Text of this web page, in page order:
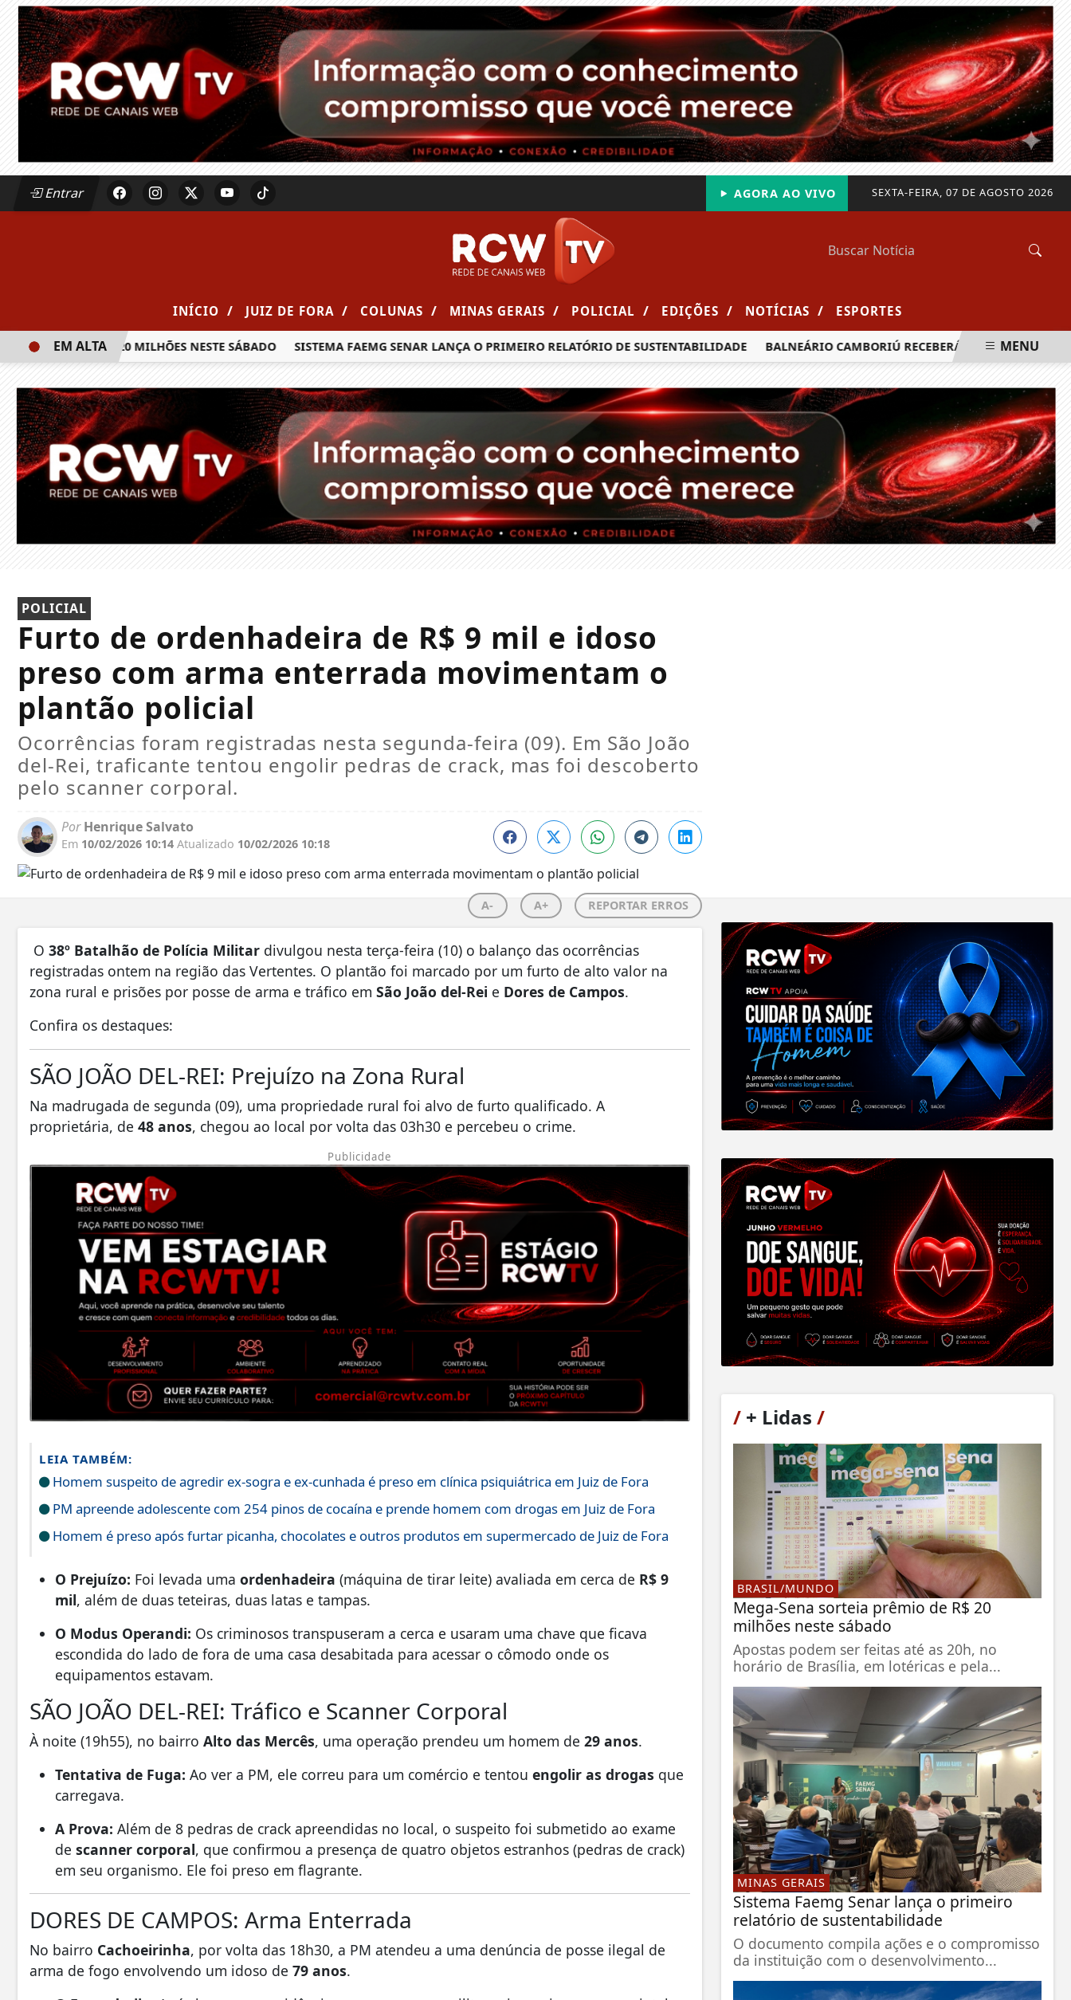
Entrar SEXTA-FEIRA, 07 DE AGOSTO 2026
AGORA AO VIVO
INÍCIO / JUIZ DE FORA / COLUNAS / MINAS GERAIS / POLICIAL / EDIÇÕES / NOTÍCIAS / ESPORTES
DE R$ 20 MILHÕES NESTE SÁBADO SISTEMA FAEMG SENAR LANÇA O PRIMEIRO RELATÓRIO DE SUSTENTABILIDADE BALNEÁRIO CAMBORIÚ RECEBERÁ MAIS DE 120
EM ALTA MENU
POLICIAL
Furto de ordenhadeira de R$ 9 mil e idoso
preso com arma enterrada movimentam o
plantão policial
Ocorrências foram registradas nesta segunda-feira (09). Em São João
del-Rei, traficante tentou engolir pedras de crack, mas foi descoberto
pelo scanner corporal.
PorHenrique Salvato
Em 10/02/2026 10:14 Atualizado 10/02/2026 10:18
A- A+ REPORTAR ERROS
O 38º Batalhão de Polícia Militar divulgou nesta terça-feira (10) o balanço das ocorrências
registradas ontem na região das Vertentes. O plantão foi marcado por um furto de alto valor na
zona rural e prisões por posse de arma e tráfico em São João del-Rei e Dores de Campos.
Confira os destaques:
SÃO JOÃO DEL-REI: Prejuízo na Zona Rural
Na madrugada de segunda (09), uma propriedade rural foi alvo de furto qualificado. A
proprietária, de 48 anos, chegou ao local por volta das 03h30 e percebeu o crime.
Publicidade
LEIA TAMBÉM:
Homem suspeito de agredir ex-sogra e ex-cunhada é preso em clínica psiquiátrica em Juiz de Fora
PM apreende adolescente com 254 pinos de cocaína e prende homem com drogas em Juiz de Fora
Homem é preso após furtar picanha, chocolates e outros produtos em supermercado de Juiz de Fora
O Prejuízo: Foi levada uma ordenhadeira (máquina de tirar leite) avaliada em cerca de R$ 9
mil, além de duas teteiras, duas latas e tampas.
O Modus Operandi: Os criminosos transpuseram a cerca e usaram uma chave que ficava
escondida do lado de fora de uma casa desabitada para acessar o cômodo onde os
equipamentos estavam.
SÃO JOÃO DEL-REI: Tráfico e Scanner Corporal
À noite (19h55), no bairro Alto das Mercês, uma operação prendeu um homem de 29 anos.
Tentativa de Fuga: Ao ver a PM, ele correu para um comércio e tentou engolir as drogas que
carregava.
A Prova: Além de 8 pedras de crack apreendidas no local, o suspeito foi submetido ao exame
de scanner corporal, que confirmou a presença de quatro objetos estranhos (pedras de crack)
em seu organismo. Ele foi preso em flagrante.
DORES DE CAMPOS: Arma Enterrada
No bairro Cachoeirinha, por volta das 18h30, a PM atendeu a uma denúncia de posse ilegal de
arma de fogo envolvendo um idoso de 79 anos.
/+ Lidas /
BRASIL/MUNDO
Mega-Sena sorteia prêmio de R$ 20
milhões neste sábado
Apostas podem ser feitas até as 20h, no
horário de Brasília, em lotéricas e pela...
MINAS GERAIS
Sistema Faemg Senar lança o primeiro
relatório de sustentabilidade
O documento compila ações e o compromisso
da instituição com o desenvolvimento...